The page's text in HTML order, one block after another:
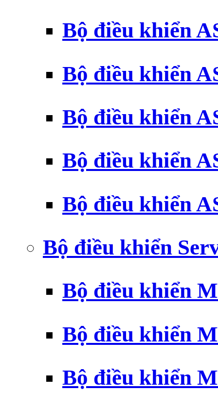
Bộ điều khiển
Bộ điều khiển
Bộ điều khiển
Bộ điều khiển
Bộ điều khiển
Bộ điều khiển
Bộ điều khiển
Bộ điều khiển
Bộ điều khiển